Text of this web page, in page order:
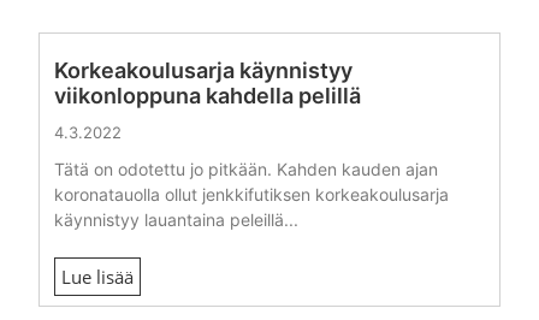
Korkeakoulusarja käynnistyy
viikonloppuna kahdella pelillä
4.3.2022
Tätä on odotettu jo pitkään. Kahden kauden ajan
koronatauolla ollut jenkkifutiksen korkeakoulusarja
käynnistyy lauantaina peleillä...
Lue lisää